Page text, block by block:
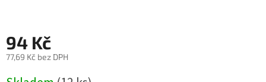
94 Kč
77,69 Kč bez DPH